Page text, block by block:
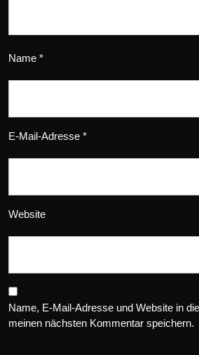
Name *
E-Mail-Adresse *
Website
Name, E-Mail-Adresse und Website in
meinen nächsten Kommentar speichern.